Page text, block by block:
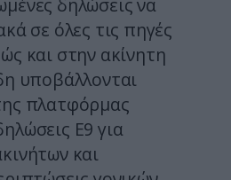
δηλώσεις να
σε όλες τις πηγές
και στην ακίνητη
υποβάλλονται
πλατφόρμας
Ε9 για
και